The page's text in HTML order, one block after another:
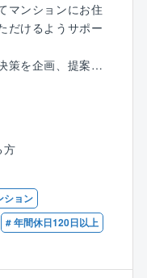
マンションにお住
だけるようサポー
策を企画、提案、
程調整など）
進行や説明、議
、説明
連絡、防火管理補
方
がしたい方
れる方
ション
# 年間休日120日以上